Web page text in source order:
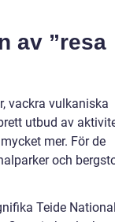
av ”resa
vackra vulkaniska
utbud av
mer. För de
och
Teide